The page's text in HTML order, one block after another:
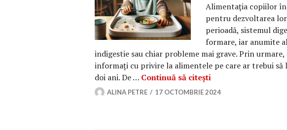
Alimentația copiilor în
pentru dezvoltarea
perioadă, sistemul
formare, iar anumite
indigestie sau chiar probleme mai grave. Prin
informați cu privire la alimentele pe care ar trebui
doi ani. De … Continuă să citești
ALINA PETRE 17 OCTOMBRIE 2024